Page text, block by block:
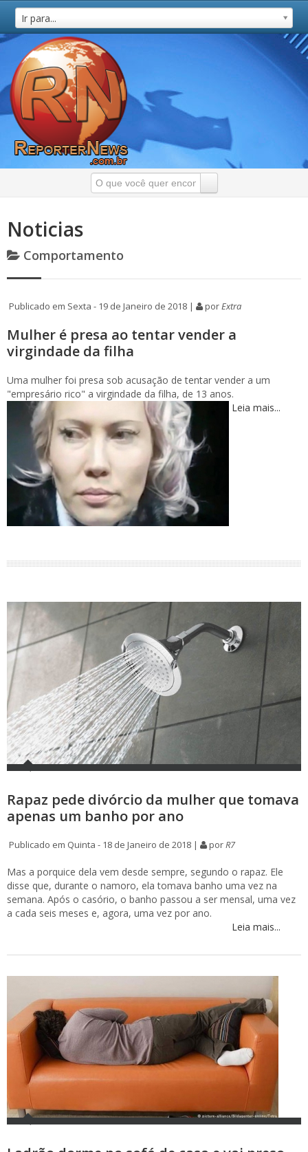
Ir para...
Noticias
Comportamento
Publicado em Sexta - 19 de Janeiro de 2018 | porExtra
Mulher é presa ao tentar vender a
virgindade da filha
Uma mulher foi presa sob acusação de tentar vender a um
"empresário rico" a virgindade da filha, de 13 anos.
Leia mais...
Rapaz pede divórcio da mulher que tomava
apenas um banho por ano
Publicado em Quinta - 18 de Janeiro de 2018 | porR7
Mas a porquice dela vem desde sempre, segundo o rapaz. Ele
disse que, durante o namoro, ela tomava banho uma vez na
semana. Após o casório, o banho passou a ser mensal, uma vez
a cada seis meses e, agora, uma vez por ano.
Leia mais...